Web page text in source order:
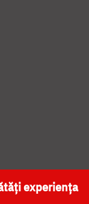
NAȚIONALĂ
experiența